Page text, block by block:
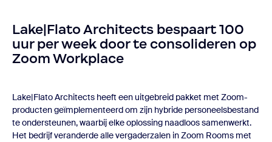
Lake|Flato Architects bespaart 100
uur per week door te consolideren op
Zoom Workplace
Lake|Flato Architects heeft een uitgebreid pakket met Zoom-
producten geïmplementeerd om zijn hybride personeelsbestand
te ondersteunen, waarbij elke oplossing naadloos samenwerkt.
Het bedrijf veranderde alle vergaderzalen in Zoom Rooms met